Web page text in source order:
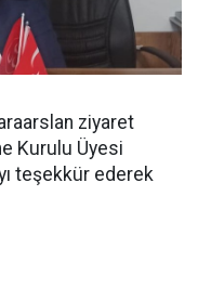
ziyaret
Kurulu Üyesi
teşekkür ederek